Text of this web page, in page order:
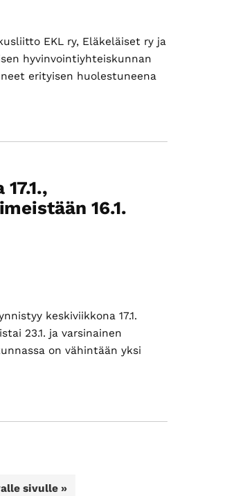
EKL ry, Eläkeläiset ry ja
hyvinvointiyhteiskunnan
erityisen huolestuneena
16.1.
keskiviikkona 17.1.
23.1. ja varsinainen
on vähintään yksi
sivulle »